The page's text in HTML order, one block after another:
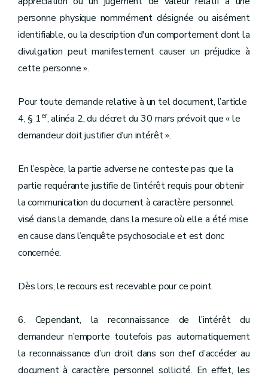
personne physique nommément désignée ou aisément
identifiable, ou la description d'un comportement dont la
divulgation peut manifestement causer un préjudice à
cette personne ».
Pour toute demande relative à un tel document, l’article
4, § 1er, alinéa 2, du décret du 30 mars prévoit que « le
demandeur doit justifier d’un intérêt ».
En l’espèce, la partie adverse ne conteste pas que la
partie requérante justifie de l’intérêt requis pour obtenir
la communication du document à caractère personnel
visé dans la demande, dans la mesure où elle a été mise
en cause dans l’enquête psychosociale et est donc
concernée.
Dès lors, le recours est recevable pour ce point.
6. Cependant, la reconnaissance de l’intérêt du
demandeur n’emporte toutefois pas automatiquement
la reconnaissance d’un droit dans son chef d’accéder au
document à caractère personnel sollicité. En effet, les